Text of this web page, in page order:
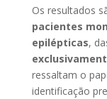
Os resultados
pacientes
epilépticas,
ressaltam o
identificação